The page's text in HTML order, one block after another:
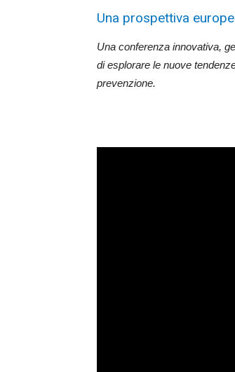
Una prospettiva
Una conferenza innovativa,
di esplorare le nuove
prevenzione.